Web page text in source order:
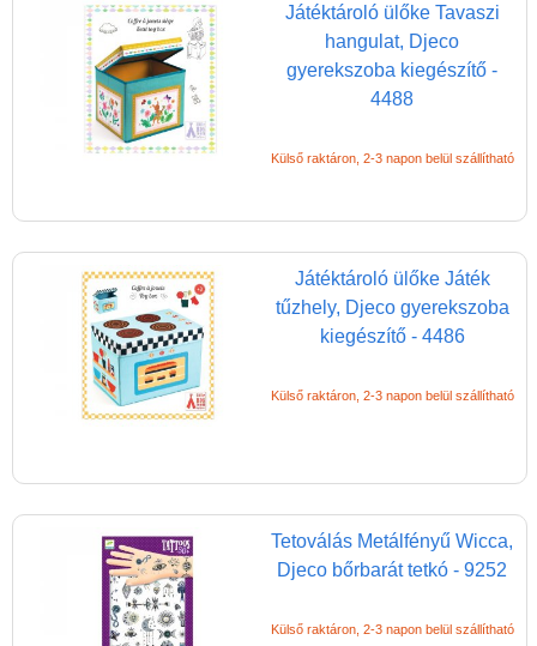
Játéktároló ülőke Tavaszi
hangulat, Djeco
gyerekszoba kiegészítő -
4488
Külső raktáron, 2-3 napon belül szállítható
Játéktároló ülőke Játék
tűzhely, Djeco gyerekszoba
kiegészítő - 4486
Külső raktáron, 2-3 napon belül szállítható
Tetoválás Metálfényű Wicca,
Djeco bőrbarát tetkó - 9252
Külső raktáron, 2-3 napon belül szállítható